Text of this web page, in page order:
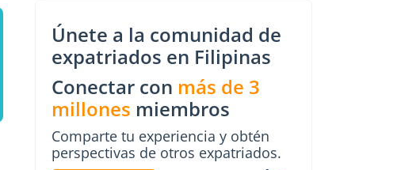
Únete a la comunidad de
expatriados en Filipinas
Conectar con más de 3
millones miembros
Comparte tu experiencia y obtén
perspectivas de otros expatriados.